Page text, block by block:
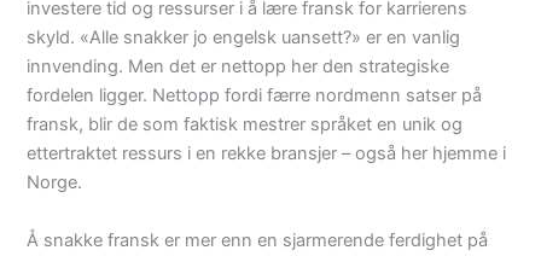
investere tid og ressurser i å lære fransk for karrierens
skyld. «Alle snakker jo engelsk uansett?» er en vanlig
innvending. Men det er nettopp her den strategiske
fordelen ligger. Nettopp fordi færre nordmenn satser på
fransk, blir de som faktisk mestrer språket en unik og
ettertraktet ressurs i en rekke bransjer – også her hjemme i
Norge.
Å snakke fransk er mer enn en sjarmerende ferdighet på